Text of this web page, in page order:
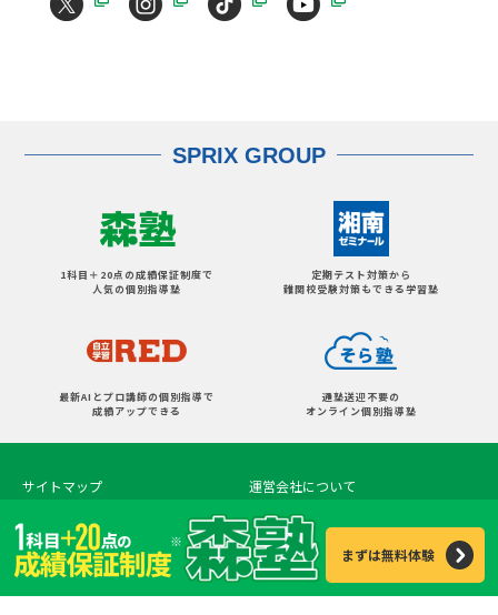
※
まずは無料体験
SPRIX GROUP
1科目＋20点の成績保証制度で
人気の個別指導塾
定期テスト対策から
難関校受験対策もできる学習塾
最新AIとプロ講師の個別指導で
成績アップできる
通塾送迎不要の
オンライン個別指導塾
サイトマップ
運営会社について
プライバシーポリシー
このサイトについて
Copyright © SPRIX Inc. All Rights Reserved.